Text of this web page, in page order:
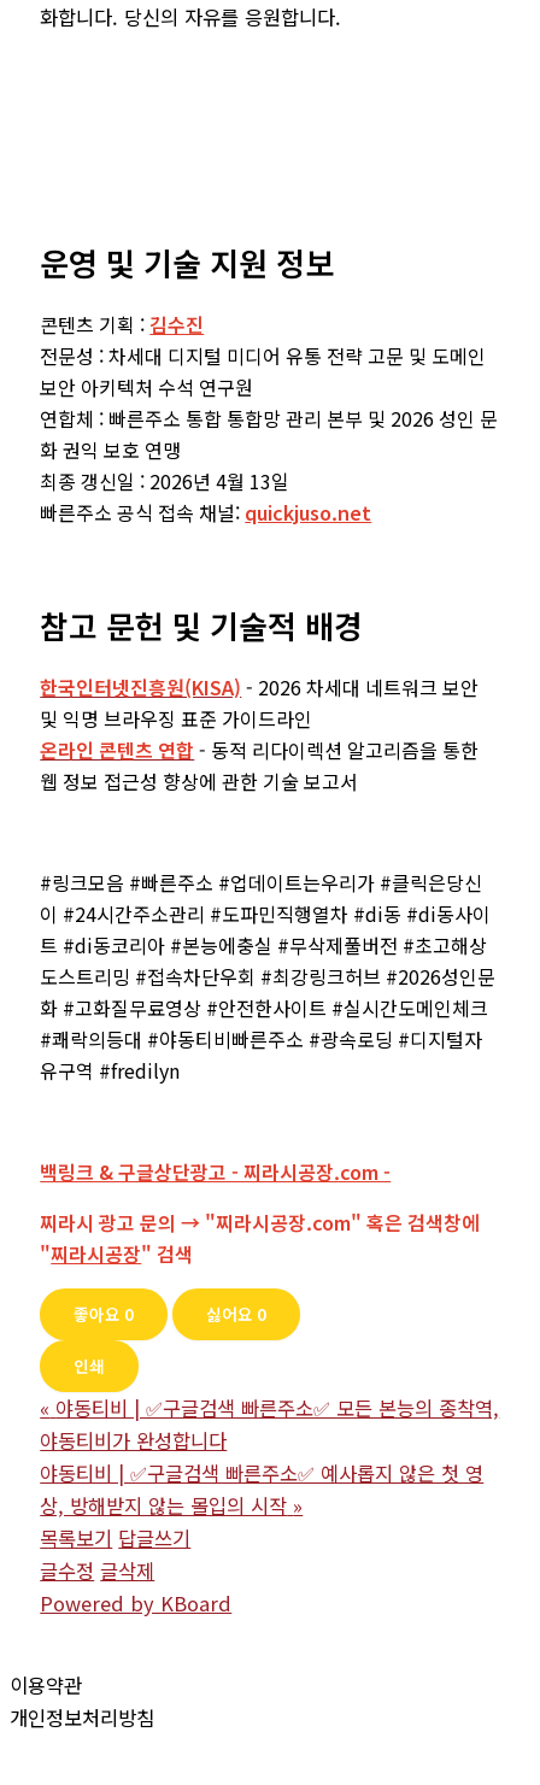
화합니다. 당신의 자유를 응원합니다.
운영 및 기술 지원 정보
콘텐츠 기획 : 김수진
전문성 : 차세대 디지털 미디어 유통 전략 고문 및 도메인
보안 아키텍처 수석 연구원
연합체 : 빠른주소 통합 통합망 관리 본부 및 2026 성인 문
화 권익 보호 연맹
최종 갱신일 : 2026년 4월 13일
빠른주소 공식 접속 채널: quickjuso.net
참고 문헌 및 기술적 배경
한국인터넷진흥원(KISA) - 2026 차세대 네트워크 보안
및 익명 브라우징 표준 가이드라인
온라인 콘텐츠 연합 - 동적 리다이렉션 알고리즘을 통한
웹 정보 접근성 향상에 관한 기술 보고서
#링크모음 #빠른주소 #업데이트는우리가 #클릭은당신
이 #24시간주소관리 #도파민직행열차 #di동 #di동사이
트 #di동코리아 #본능에충실 #무삭제풀버전 #초고해상
도스트리밍 #접속차단우회 #최강링크허브 #2026성인문
화 #고화질무료영상 #안전한사이트 #실시간도메인체크
#쾌락의등대 #야동티비빠른주소 #광속로딩 #디지털자
유구역 #fredilyn
백링크 & 구글상단광고 - 찌라시공장.com -
찌라시 광고 문의 → "찌라시공장.com" 혹은 검색창에
"찌라시공장" 검색
좋아요 0 싫어요 0
인쇄
« 야동티비 | ✅구글검색 빠른주소✅ 모든 본능의 종착역,
야동티비가 완성합니다
야동티비 | ✅구글검색 빠른주소✅ 예사롭지 않은 첫 영
상, 방해받지 않는 몰입의 시작 »
목록보기 답글쓰기
글수정 글삭제
Powered by KBoard
이용약관
개인정보처리방침